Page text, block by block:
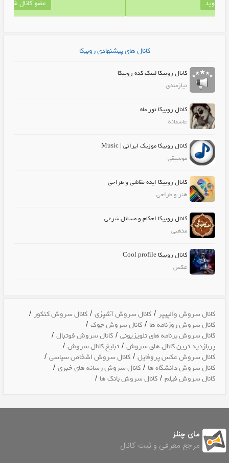
کانال های پیشنهادی روبیکا
کانال روبیکا لینک کده روبیکا
نیازمندی
کانال روبیکا نور ماه
عاشقانه
کانال روبیکا موزیک ایرانی | Music
موسیقی
کانال روبیکا ایده نقاشی و طراحی
هنر و طراحی
کانال روبیکا احکام و مسائل شرعی
مذهبی
کانال روبیکا Cool profile
عکس
کانال سروش والپیپر /کانال سروش آشپزی /کانال سروش کنکور /
کانال سروش روزنامه ها /کانال سروش جوک /
کانال سروش برنامه های تلویزیونی /کانال سروش فوتبال /
پربازدید ترین کانال های سروش /تبلیغ کانال سروش /
کانال سروش عکس پروفایل /کانال سروش اشخاص سیاسی /
کانال سروش دانشگاه ها /کانال سروش رسانه های خبری /
کانال سروش فیلم /کانال سروش بانک ها /
مای چنلز
مرجع معرفی و ثبت کانال